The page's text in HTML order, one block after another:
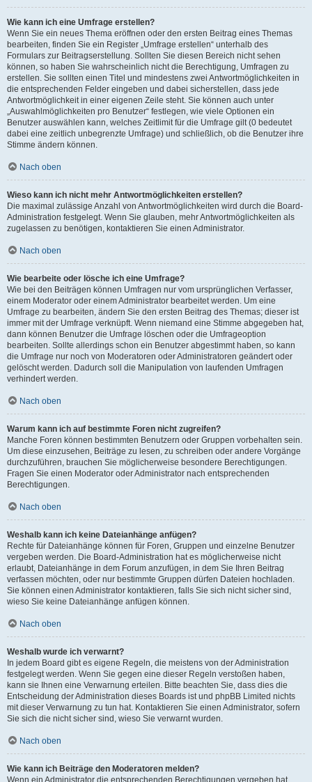
Wie kann ich eine Umfrage erstellen?
Wenn Sie ein neues Thema eröffnen oder den ersten Beitrag eines Themas
bearbeiten, finden Sie ein Register „Umfrage erstellen“ unterhalb des
Formulars zur Beitragserstellung. Sollten Sie diesen Bereich nicht sehen
können, so haben Sie wahrscheinlich nicht die Berechtigung, Umfragen zu
erstellen. Sie sollten einen Titel und mindestens zwei Antwortmöglichkeiten in
die entsprechenden Felder eingeben und dabei sicherstellen, dass jede
Antwortmöglichkeit in einer eigenen Zeile steht. Sie können auch unter
„Auswahlmöglichkeiten pro Benutzer“ festlegen, wie viele Optionen ein
Benutzer auswählen kann, welches Zeitlimit für die Umfrage gilt (0 bedeutet
dabei eine zeitlich unbegrenzte Umfrage) und schließlich, ob die Benutzer ihre
Stimme ändern können.
Nach oben
Wieso kann ich nicht mehr Antwortmöglichkeiten erstellen?
Die maximal zulässige Anzahl von Antwortmöglichkeiten wird durch die Board-
Administration festgelegt. Wenn Sie glauben, mehr Antwortmöglichkeiten als
zugelassen zu benötigen, kontaktieren Sie einen Administrator.
Nach oben
Wie bearbeite oder lösche ich eine Umfrage?
Wie bei den Beiträgen können Umfragen nur vom ursprünglichen Verfasser,
einem Moderator oder einem Administrator bearbeitet werden. Um eine
Umfrage zu bearbeiten, ändern Sie den ersten Beitrag des Themas; dieser ist
immer mit der Umfrage verknüpft. Wenn niemand eine Stimme abgegeben hat,
dann können Benutzer die Umfrage löschen oder die Umfrageoption
bearbeiten. Sollte allerdings schon ein Benutzer abgestimmt haben, so kann
die Umfrage nur noch von Moderatoren oder Administratoren geändert oder
gelöscht werden. Dadurch soll die Manipulation von laufenden Umfragen
verhindert werden.
Nach oben
Warum kann ich auf bestimmte Foren nicht zugreifen?
Manche Foren können bestimmten Benutzern oder Gruppen vorbehalten sein.
Um diese einzusehen, Beiträge zu lesen, zu schreiben oder andere Vorgänge
durchzuführen, brauchen Sie möglicherweise besondere Berechtigungen.
Fragen Sie einen Moderator oder Administrator nach entsprechenden
Berechtigungen.
Nach oben
Weshalb kann ich keine Dateianhänge anfügen?
Rechte für Dateianhänge können für Foren, Gruppen und einzelne Benutzer
vergeben werden. Die Board-Administration hat es möglicherweise nicht
erlaubt, Dateianhänge in dem Forum anzufügen, in dem Sie Ihren Beitrag
verfassen möchten, oder nur bestimmte Gruppen dürfen Dateien hochladen.
Sie können einen Administrator kontaktieren, falls Sie sich nicht sicher sind,
wieso Sie keine Dateianhänge anfügen können.
Nach oben
Weshalb wurde ich verwarnt?
In jedem Board gibt es eigene Regeln, die meistens von der Administration
festgelegt werden. Wenn Sie gegen eine dieser Regeln verstoßen haben,
kann sie Ihnen eine Verwarnung erteilen. Bitte beachten Sie, dass dies die
Entscheidung der Administration dieses Boards ist und phpBB Limited nichts
mit dieser Verwarnung zu tun hat. Kontaktieren Sie einen Administrator, sofern
Sie sich die nicht sicher sind, wieso Sie verwarnt wurden.
Nach oben
Wie kann ich Beiträge den Moderatoren melden?
Wenn ein Administrator die entsprechenden Berechtigungen vergeben hat,